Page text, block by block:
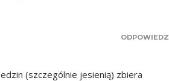
(szczególnie jesienią) zbiera
ODPOWIEDZ